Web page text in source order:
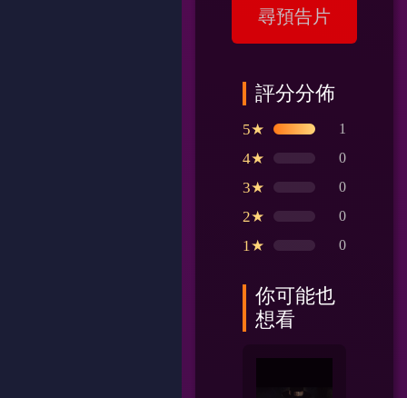
尋預告片
評分分佈
5★ 1
4★ 0
3★ 0
2★ 0
1★ 0
你可能也
想看